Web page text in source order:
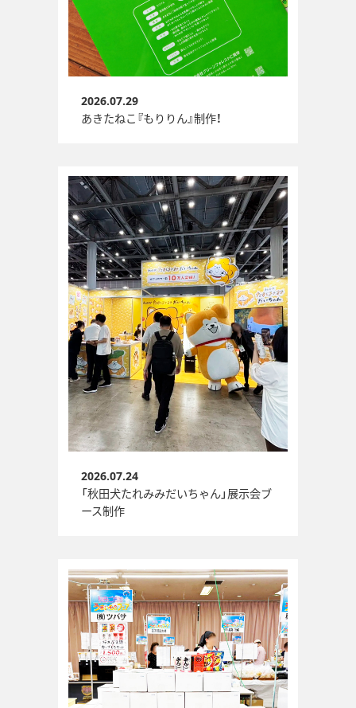
あきたねこ『もりりん』制作！
2026.07.29
「秋田犬たれみみだいちゃん」展示会ブ
ース制作
2026.07.24